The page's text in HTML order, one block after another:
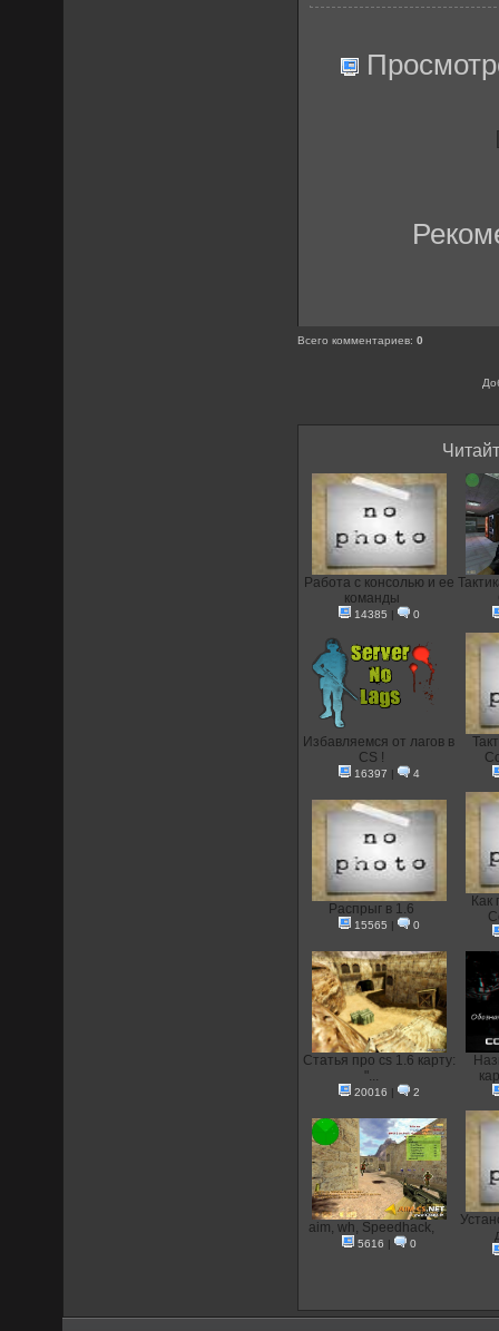
Всего комментариев:0
Работа с консолью и ее
команды
14385 | 0
Избавляемся от лагов в
CS !
16397 | 4
Распрыг в 1.6
15565 | 0
Как
Статья про cs 1.6 карту:
"...
20016 | 2
aim, wh, Speedhack,
5616 | 0